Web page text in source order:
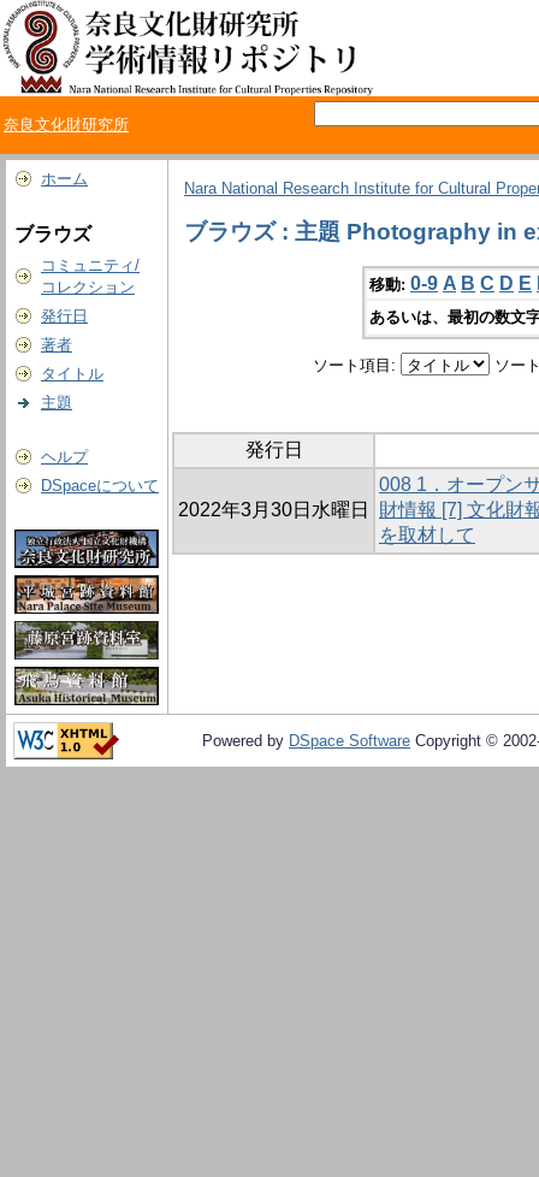
奈良文化財研究所
ホーム
ブラウズ
コミュニティ/
コレクション
発行日
著者
タイトル
主題
ヘルプ
DSpaceについて
Nara National Research Institute for Cultural
ブラウズ : 主題 Photography in
移動: 0-9 A B C D E
あるいは、最初の数文
ソート項目: ソー
発行日
2022年3月30日水曜日
008 1．オープン
財情報 [7] 文化財
を取材して
Powered by DSpace Software Copyright ©